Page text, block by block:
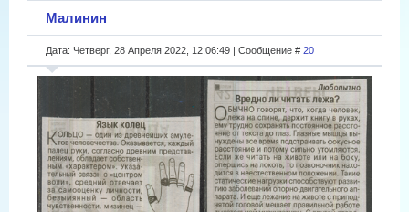
Малинин
Дата: Четверг, 28 Апреля 2022, 12:06:49 | Сообщение # 20